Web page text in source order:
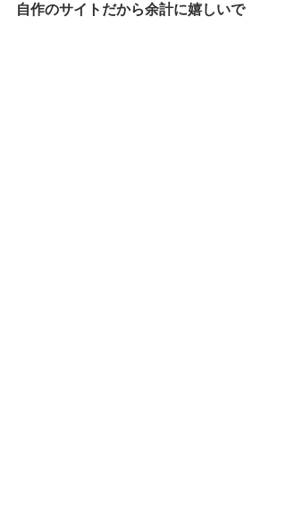
自作のサイトだから余計に嬉しいで